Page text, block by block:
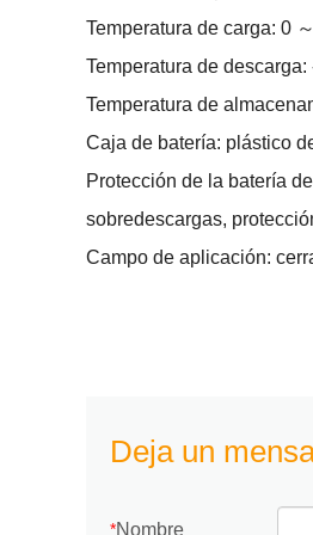
Temperatura de carga: 0
Temperatura de
Temperatura de
Caja de batería: plástico
Protección de la batería
sobredescargas,
Campo de aplicación:
Deja un
*Nombre